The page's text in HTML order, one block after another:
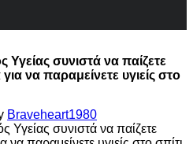
συνιστά να παίζετε
να παραμείνετε υγιείς στο
Braveheart1980